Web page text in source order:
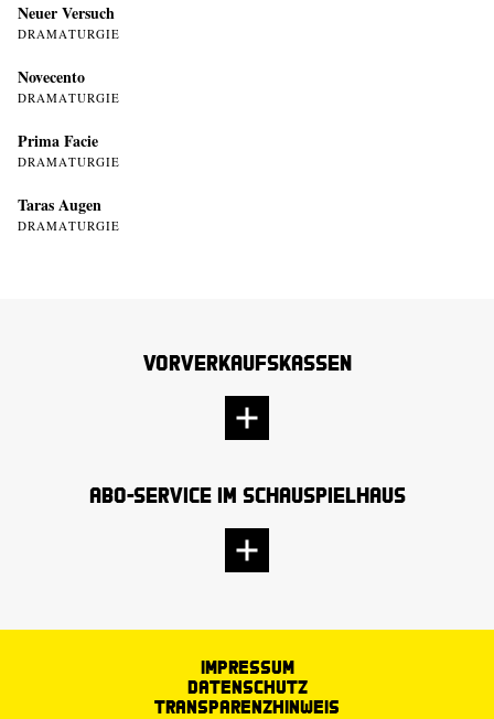
Neuer Versuch
DRAMATURGIE
Novecento
DRAMATURGIE
Prima Facie
DRAMATURGIE
Taras Augen
DRAMATURGIE
Vorverkaufskassen
Abo-Service im Schauspielhaus
Impressum
Datenschutz
Transparenzhinweis